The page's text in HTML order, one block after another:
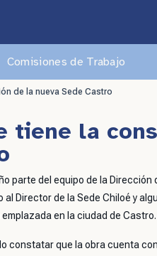
Comisiones de Trabajo
de la nueva Sede Castro
tiene la
parte del equipo de la Dirección
al Director de la Sede Chiloé y
en la ciudad de Castro.
constatar que la obra cuenta